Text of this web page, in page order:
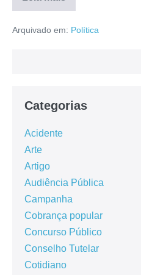
Arquivado em: Política
Categorias
Acidente
Arte
Artigo
Audiência Pública
Campanha
Cobrança popular
Concurso Público
Conselho Tutelar
Cotidiano